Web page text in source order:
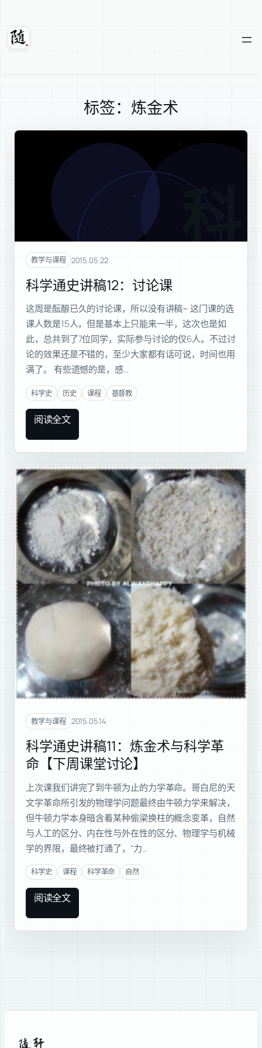
内
随轩
标签：炼金术
科学
教学与课程 2015.05.22
科学通史讲稿12：讨论课
这周是酝酿已久的讨论课，所以没有讲稿~ 这门课的选
课人数是15人，但是基本上只能来一半，这次也是如
此，总共到了7位同学，实际参与讨论的仅6人。不过讨
论的效果还是不错的，至少大家都有话可说，时间也用
满了。 有些遗憾的是，感…
科学史 历史 课程 基督教
阅读全文
教学与课程 2015.05.14
科学通史讲稿11：炼金术与科学革
命【下周课堂讨论】
上次课我们讲完了到牛顿为止的力学革命。哥白尼的天
文学革命所引发的物理学问题最终由牛顿力学来解决，
但牛顿力学本身暗含着某种偷梁换柱的概念变革，自然
与人工的区分、内在性与外在性的区分、物理学与机械
学的界限，最终被打通了，“力…
科学史 课程 科学革命 自然
阅读全文
随轩